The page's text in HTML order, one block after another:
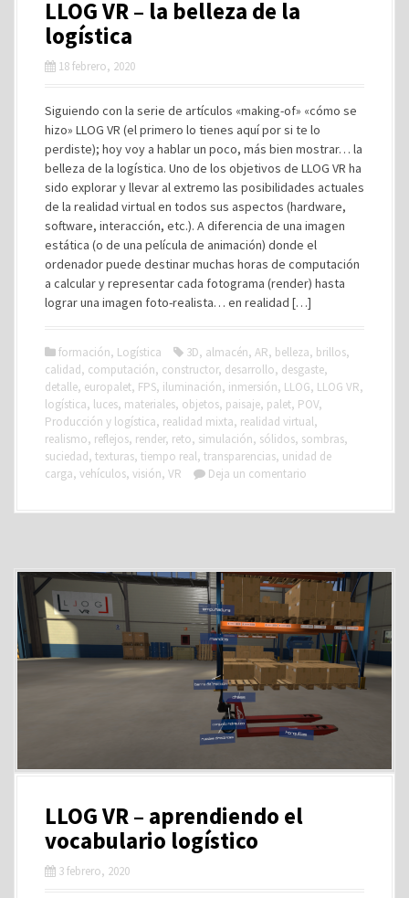
LLOG VR – la belleza de la
logística
18 febrero, 2020
Siguiendo con la serie de artículos «making-of» «cómo se
hizo» LLOG VR (el primero lo tienes aquí por si te lo
perdiste); hoy voy a hablar un poco, más bien mostrar… la
belleza de la logística. Uno de los objetivos de LLOG VR ha
sido explorar y llevar al extremo las posibilidades actuales
de la realidad virtual en todos sus aspectos (hardware,
software, interacción, etc.). A diferencia de una imagen
estática (o de una película de animación) donde el
ordenador puede destinar muchas horas de computación
a calcular y representar cada fotograma (render) hasta
lograr una imagen foto-realista… en realidad […]
formación, Logística 3D, almacén, AR, belleza, brillos,
calidad, computación, constructor, desarrollo, desgaste,
detalle, europalet, FPS, iluminación, inmersión, LLOG, LLOG VR,
logística, luces, materiales, objetos, paisaje, palet, POV,
Producción y logística, realidad mixta, realidad virtual,
realismo, reflejos, render, reto, simulación, sólidos, sombras,
suciedad, texturas, tiempo real, transparencias, unidad de
carga, vehículos, visión, VR Deja un comentario
LLOG VR – aprendiendo el
vocabulario logístico
3 febrero, 2020